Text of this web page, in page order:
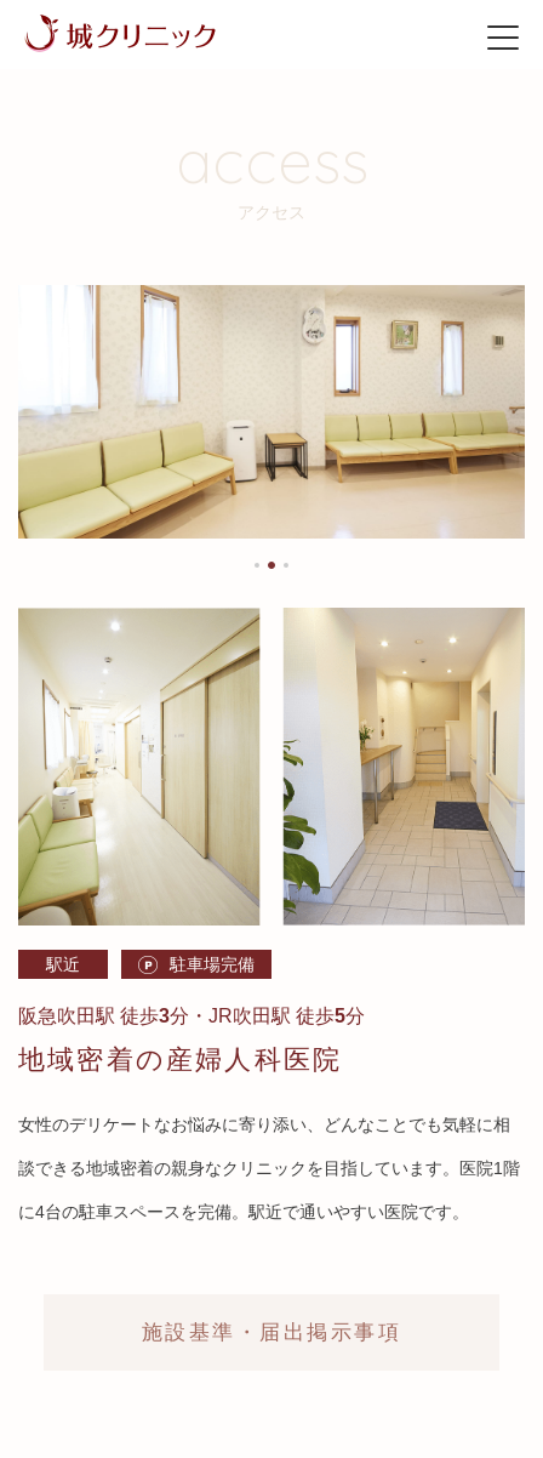
access
アクセス
駅近 駐車場完備
阪急吹田駅 徒歩3分・JR吹田駅 徒歩5分
地域密着の産婦人科医院
女性のデリケートなお悩みに寄り添い、どんなことでも気軽に相
談できる地域密着の親身なクリニックを目指しています。医院1階
に4台の駐車スペースを完備。駅近で通いやすい医院です。
施設基準・届出掲示事項